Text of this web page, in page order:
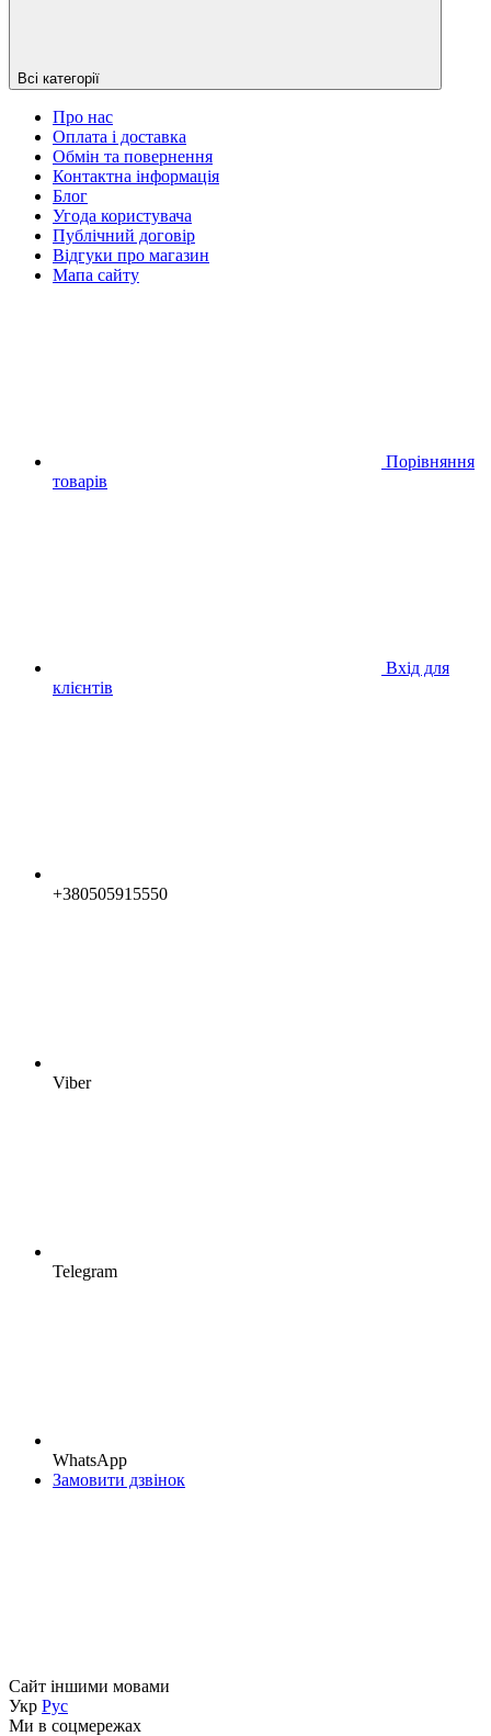
Всі категорії
Про нас
Оплата і доставка
Обмін та повернення
Контактна інформація
Блог
Угода користувача
Публічний договір
Відгуки про магазин
Мапа сайту
Порівняння
товарів
Вхід для
клієнтів
+380505915550
Viber
Telegram
WhatsApp
Замовити дзвінок
Сайт іншими мовами
Укр Рус
Ми в соцмережах